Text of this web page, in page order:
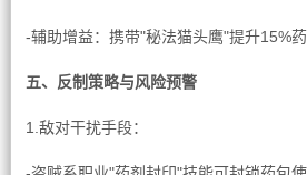
-辅助增益：携带"秘法猫头鹰"提升15%
五、反制策略与风险预警
1.敌对干扰手段：